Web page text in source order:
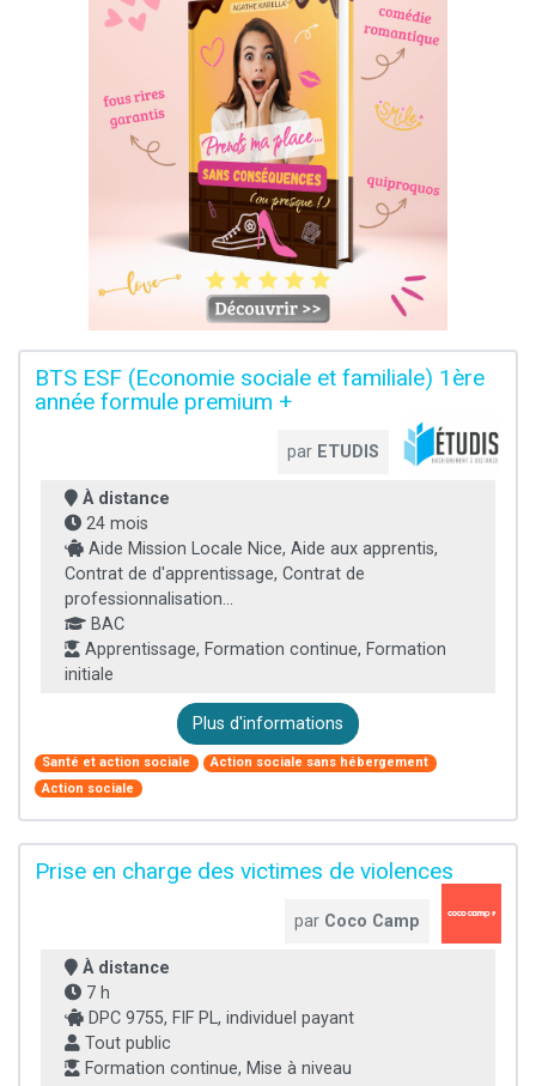
BTS ESF (Economie sociale et familiale) 1ère
année formule premium +
par ETUDIS
À distance
24 mois
Aide Mission Locale Nice, Aide aux apprentis,
Contrat de d'apprentissage, Contrat de
professionnalisation...
BAC
Apprentissage, Formation continue, Formation
initiale
Plus d'informations
Santé et action sociale
Action sociale sans hébergement
Action sociale
Prise en charge des victimes de violences
par Coco Camp
À distance
7 h
DPC 9755, FIF PL, individuel payant
Tout public
Formation continue, Mise à niveau